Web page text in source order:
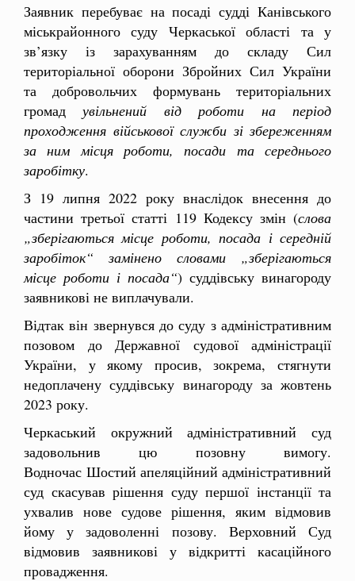
Заявник перебуває на посаді судді Канівського
міськрайонного суду Черкаської області та у
зв’язку із зарахуванням до складу Сил
територіальної оборони Збройних Сил України
та добровольчих формувань територіальних
громадувільнений від роботи на період
проходження військової служби зі збереженням
за ним місця роботи, посади та середнього
заробітку.
З 19 липня 2022 року внаслідок внесення до
частини третьої статті 119 Кодексу змін (слова
„зберігаються місце роботи, посада і середній
заробіток“ замінено словами „зберігаються
місце роботи і посада“) суддівську винагороду
заявникові не виплачували.
Відтак він звернувся до суду з адміністративним
позовом до Державної судової адміністрації
України, у якому просив, зокрема, стягнути
недоплачену суддівську винагороду за жовтень
2023 року.
Черкаський окружний адміністративний суд
задовольнив цю позовну вимогу.
Водночас Шостий апеляційний адміністративний
суд скасував рішення суду першої інстанції та
ухвалив нове судове рішення, яким відмовив
йому у задоволенні позову. Верховний Суд
відмовив заявникові у відкритті касаційного
провадження.